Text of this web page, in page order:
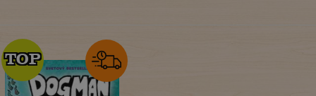
TOP
TOP